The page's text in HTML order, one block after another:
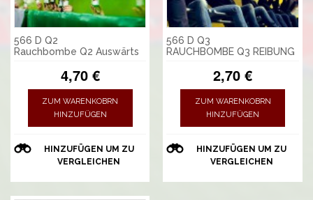
566 D Q2
Rauchbombe Q2 Auswärts
4,70 €
ZUM WARENKOBRN
HINZUFÜGEN
HINZUFÜGEN UM ZU
VERGLEICHEN
566 D Q3
RAUCHBOMBE Q3 REIBUNG
2,70 €
ZUM WARENKOBRN
HINZUFÜGEN
HINZUFÜGEN UM ZU
VERGLEICHEN